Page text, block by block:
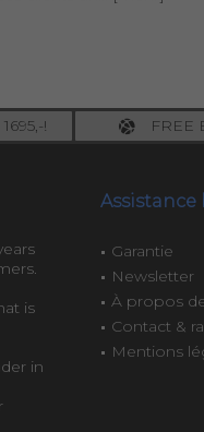
!
FREE
is
in
Garantie
Newsletter
À propos
Contact &
Mentions